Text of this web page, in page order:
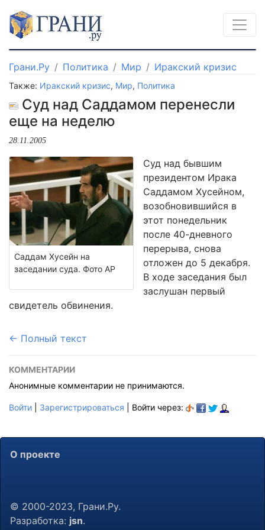
Грани.Ру Политика Мир Иракский кризис
Также: Иракский кризис, Мир, Политика
Суд над Саддамом перенесли
еще на неделю
28.11.2005
Саддам Хусейн на
заседании суда. Фото АР
Суд над бывшим
президентом Ирака
Саддамом Хусейном,
возобновившийся в
этот понедельник
после 40-дневного
перерыва, снова
отложен до 5 декабря.
В ходе заседания был
заслушан первый
свидетель обвинения.
← Полный текст
КОММЕНТАРИИ
Анонимные комментарии не принимаются.
Войти Зарегистрироваться | Войти через:
О проекте
© 2000-2023, Грани.Ру.
Разработка: jsn.